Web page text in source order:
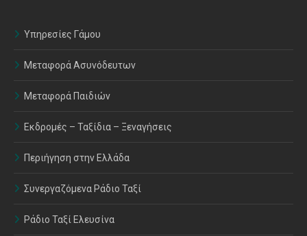
Υπηρεσίες Γάμου
Μεταφορά Ασυνόδευτων
Μεταφορά Παιδιών
Εκδρομές – Ταξίδια – Ξεναγήσεις
Περιήγηση στην Ελλάδα
Συνεργαζόμενα Ράδιο Ταξί
Ράδιο Ταξί Ελευσίνα